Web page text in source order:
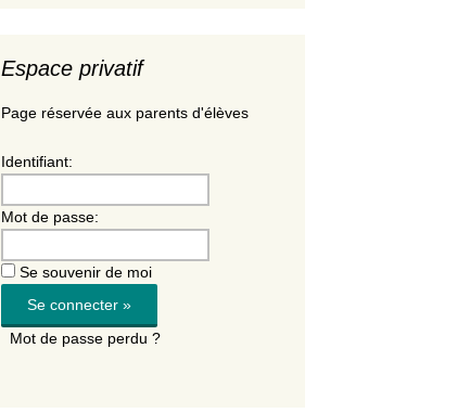
Espace privatif
Page réservée aux parents d'élèves
Identifiant:
Mot de passe:
Se souvenir de moi
Mot de passe perdu ?